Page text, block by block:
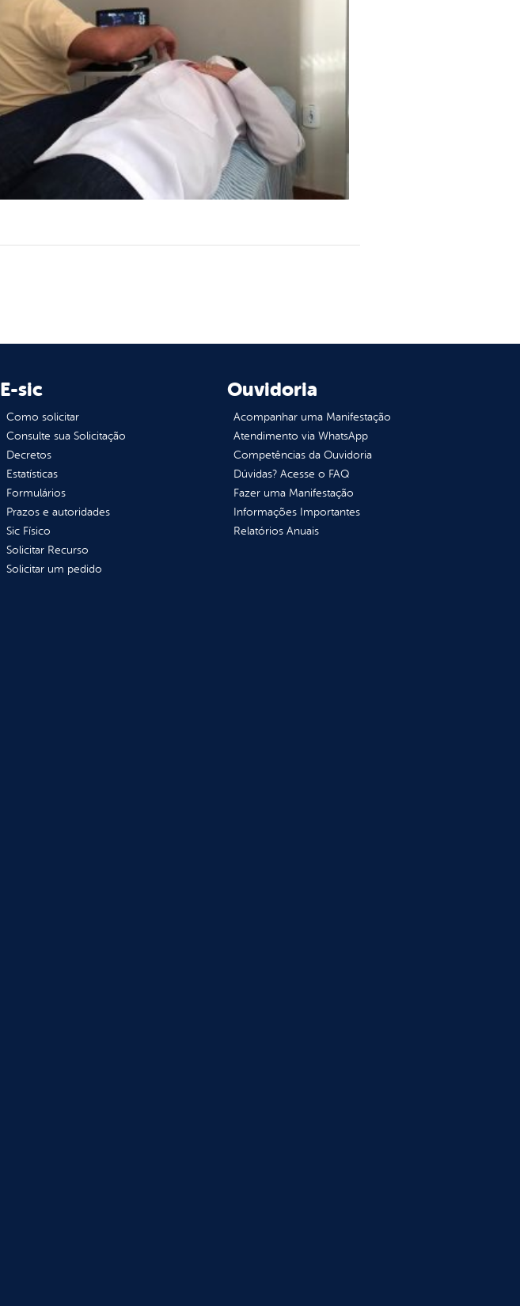
E-sic
Como solicitar
Consulte sua Solicitação
Decretos
Estatísticas
Formulários
Prazos e autoridades
Sic Físico
Solicitar Recurso
Solicitar um pedido
Ouvidoria
Acompanhar uma Manifestação
Atendimento via WhatsApp
Competências da Ouvidoria
Dúvidas? Acesse o FAQ
Fazer uma Manifestação
Informações Importantes
Relatórios Anuais